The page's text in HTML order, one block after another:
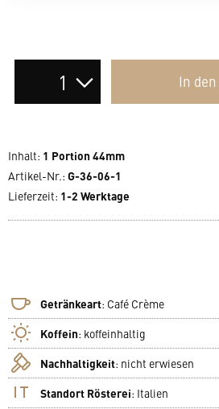
In den
Inhalt: 1 Portion 44mm
Artikel-Nr.: G-36-06-1
Lieferzeit: 1-2 Werktage
Getränkeart: Café Crème
Koffein: koffeinhaltig
Nachhaltigkeit: nicht erwiesen
Standort Rösterei: Italien